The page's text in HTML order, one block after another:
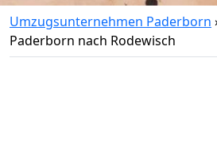
Umzugsunternehmen Paderborn
Paderborn nach Rodewisch